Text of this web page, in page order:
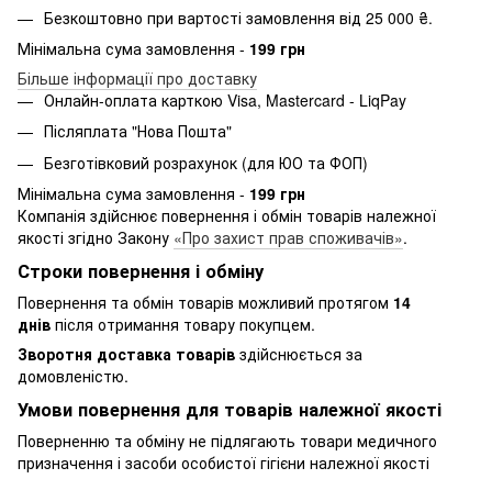
Безкоштовно при вартості замовлення від 25 000 ₴.
Мінімальна сума замовлення - 199 грн
Більше інформації про доставку
Онлайн-оплата карткою Visa, Mastercard - LiqPay
Післяплата "Нова Пошта"
Безготівковий розрахунок (для ЮО та ФОП)
Мінімальна сума замовлення - 199 грн
Компанія здійснює повернення і обмін товарів належної
якості згідно Закону «Про захист прав споживачів».
Строки повернення і обміну
Повернення та обмін товарів можливий протягом 14
днів після отримання товару покупцем.
Зворотня доставка товарів здійснюється за
домовленістю.
Умови повернення для товарів належної якості
Поверненню та обміну не підлягають товари медичного
призначення і засоби особистої гігієни належної якості